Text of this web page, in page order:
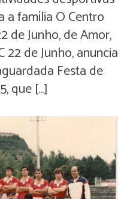
a família O Centro
de Junho, de Amor,
22 de Junho, anuncia
Festa de
que […]